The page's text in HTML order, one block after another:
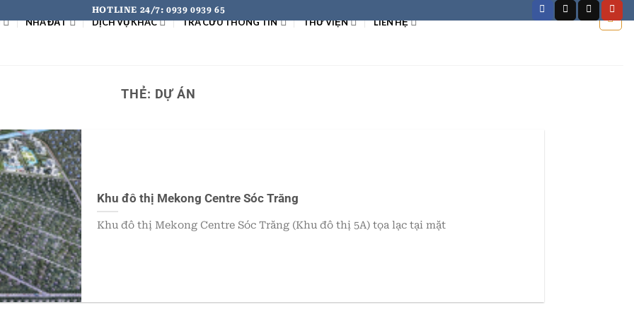
HOTLINE 24/7: 0939 0939 65
NHÀ ĐẤT DỊCH VỤ KHÁC TRA CỨU THÔNG TIN THƯ VIỆN LIÊN HỆ
THẺ: DỰ ÁN
Khu đô thị Mekong Centre Sóc Trăng
Khu đô thị Mekong Centre Sóc Trăng (Khu đô thị 5A) tọa lạc tại mặt